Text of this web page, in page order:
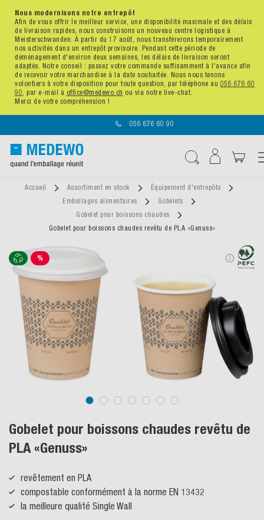
Nous modernisons notre entrepôt
Afin de vous offrir le meilleur service, une disponibilité maximale et des délais
de livraison rapides, nous construisons un nouveau centre logistique à
Meisterschwanden. À partir du 17 août, nous transférerons temporairement
nos activités dans un entrepôt provisoire. Pendant cette période de
déménagement d'environ deux semaines, les délais de livraison seront
adaptés. Notre conseil : passez votre commande suffisamment à l'avance afin
de recevoir votre marchandise à la date souhaitée. Nous nous tenons
volontiers à votre disposition pour toute question, par téléphone au 056 676 60
90, par e-mail à office@medewo.ch ou via notre live-chat.
Merci de votre compréhension !
056 676 60 90
Accueil Assortiment en stock
Équipement d'entrepôts
Emballages alimentaires
Gobelets
Gobelet pour boissons chaudes
Gobelet pour boissons chaudes revêtu de PLA «Genuss»
%
Gobelet pour boissons chaudes revêtu de
PLA «Genuss»
revêtement en PLA
compostable conformément à la norme EN 13432
la meilleure qualité Single Wall